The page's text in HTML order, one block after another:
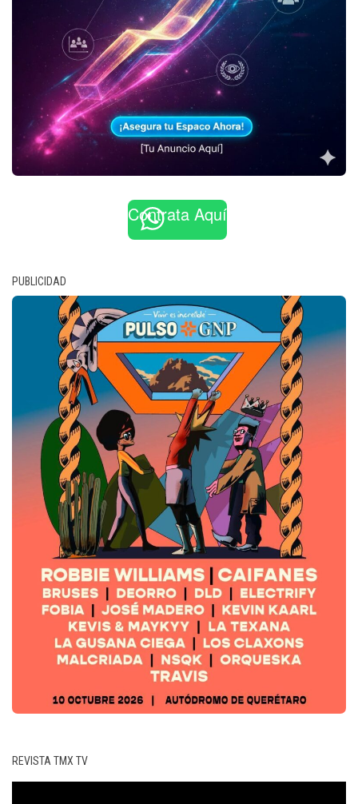
Contrata Aquí
PUBLICIDAD
REVISTA TMX TV